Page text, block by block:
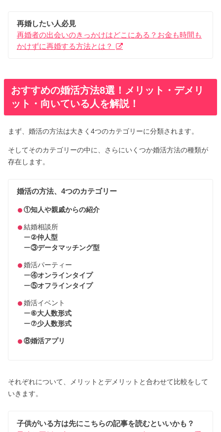
再婚したい人必見
再婚者の出会いのきっかけはどこにある？お金も時間も
かけずに再婚する方法とは？
おすすめの婚活方法8選！メリット・デメリ
ット・向いている人を解説！
まず、婚活の方法は大きく4つのカテゴリーに分類されます。
そしてそのカテゴリーの中に、さらにいくつか婚活方法の種類が
存在します。
婚活の方法、4つのカテゴリー
①知人や親戚からの紹介
結婚相談所
ー②仲人型
ー③データマッチング型
婚活パーティー
ー④オンラインタイプ
ー⑤オフラインタイプ
婚活イベント
ー⑥大人数形式
ー⑦少人数形式
⑧婚活アプリ
それぞれについて、メリットとデメリットと合わせて比較をして
いきます。
子供がいる方は先にこちらの記事を読むといいかも？